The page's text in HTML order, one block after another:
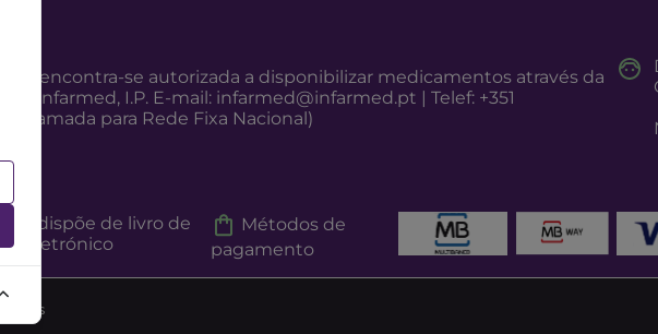
encontra-se autorizada a disponibilizar medicamentos através da
Infarmed, I.P. E-mail: infarmed@infarmed.pt | Telef: +351
(Chamada para Rede Fixa Nacional)
dispõe de livro de
eletrónico
Métodos de
pagamento